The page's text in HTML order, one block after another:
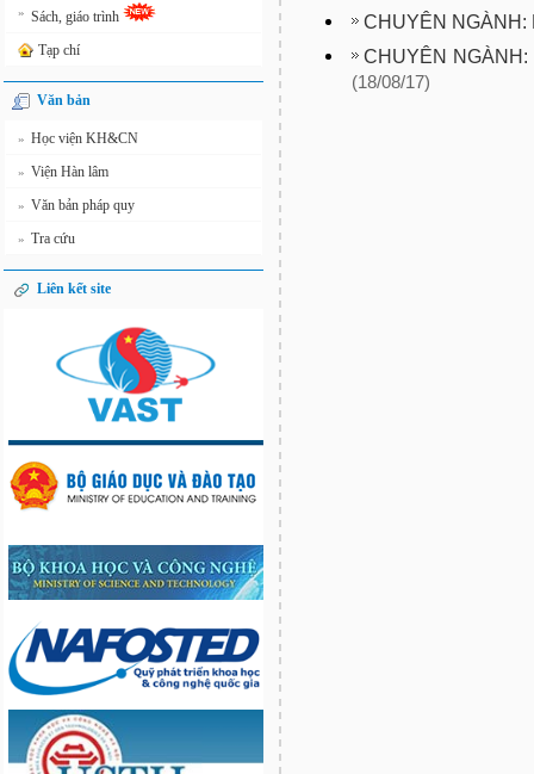
» Sách, giáo trình
Tạp chí
Văn bản
» Học viện KH&CN
» Viện Hàn lâm
» Văn bản pháp quy
» Tra cứu
Liên kết site
CHUYÊN NGÀNH:
CHUYÊN
(18/08/17)